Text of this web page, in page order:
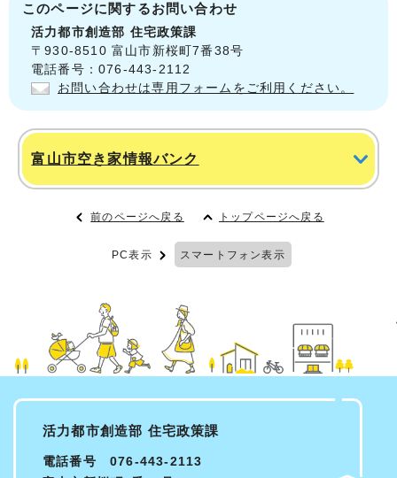
このページに関するお問い合わせ
活力都市創造部 住宅政策課
〒930-8510 富山市新桜町7番38号
電話番号：076-443-2112
お問い合わせは専用フォームをご利用ください。
富山市空き家情報バンク
前のページへ戻る トップページへ戻る
PC表示 スマートフォン表示
活力都市創造部 住宅政策課
電話番号 076-443-2113